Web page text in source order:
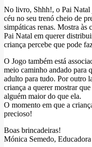
No livro, Shhh!, o Pai Natal
céu no seu trenó cheio de
simpáticas renas. Mostra às
Pai Natal em querer
criança percebe que pode
O Jogo também está
meio caminho andado para
adulto para tudo. Por outro
criança a querer mostrar
alguém maior do que ela.
O momento em que a
precioso!
Boas brincadeiras!
Mónica Semedo,